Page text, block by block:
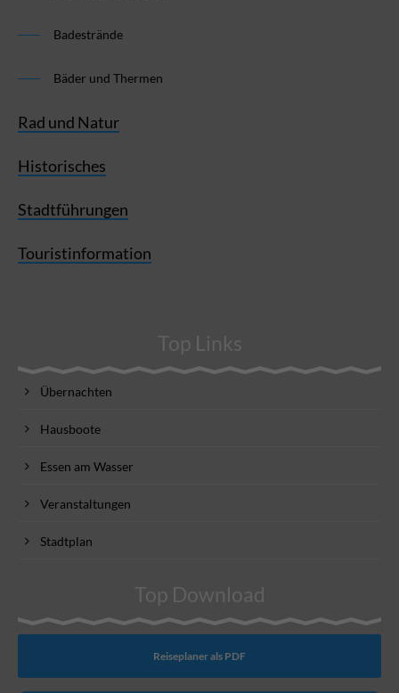
Badestrände
Bäder und Thermen
Rad und Natur
Historisches
Stadtführungen
Touristinformation
Top Links
Übernachten
Hausboote
Essen am Wasser
Veranstaltungen
Stadtplan
Top Download
Reiseplaner als PDF